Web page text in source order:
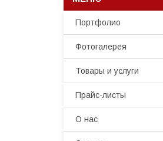
Портфолио
Фотогалерея
Товары и услуги
Прайс-листы
О нас